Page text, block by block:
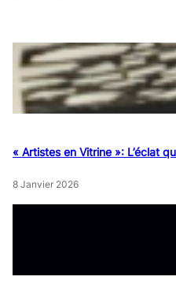
« Artistes en Vitrine »: L’éclat
8 Janvier 2026